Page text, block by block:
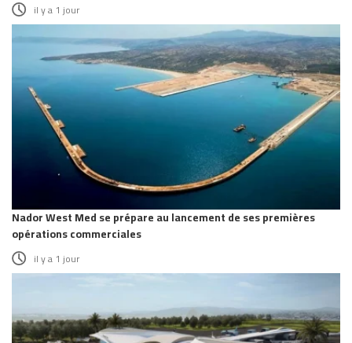
il y a 1 jour
Nador West Med se prépare au lancement de ses premières
opérations commerciales
il y a 1 jour